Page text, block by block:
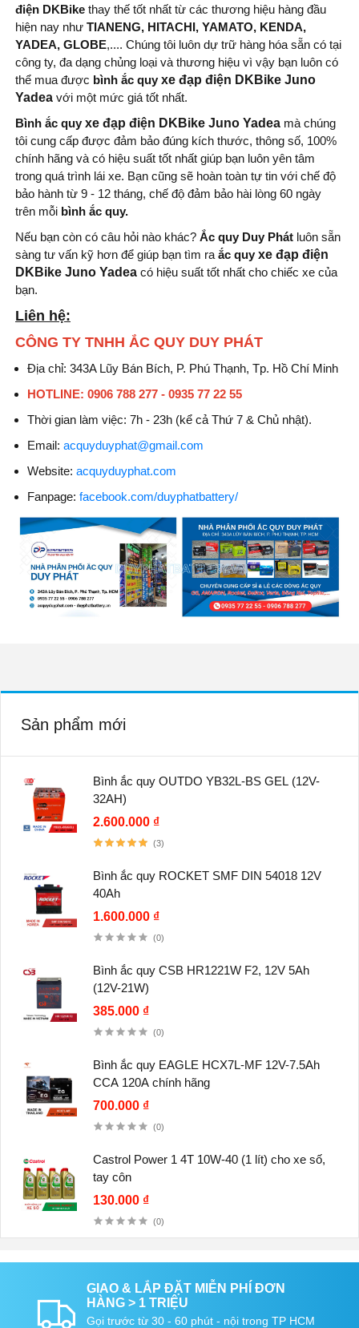
Sản phẩm mới
Bình ắc quy OUTDO YB32L-BS GEL (12V-
32AH)
2.600.000 ₫
(3)
Bình ắc quy ROCKET SMF DIN 54018 12V
40Ah
1.600.000 ₫
(0)
Bình ắc quy CSB HR1221W F2, 12V 5Ah
(12V-21W)
385.000 ₫
(0)
Bình ắc quy EAGLE HCX7L-MF 12V-7.5Ah
CCA 120A chính hãng
700.000 ₫
(0)
Castrol Power 1 4T 10W-40 (1 lít) cho xe số,
tay côn
130.000 ₫
(0)
điện DKBike thay thế tốt nhất từ ​​các thương hiệu hàng đầu
hiện nay như TIANENG, HITACHI, YAMATO, KENDA,
YADEA, GLOBE,.... Chúng tôi luôn dự trữ hàng hóa sẵn có tại
công ty, đa dạng chủng loại và thương hiệu vì vậy bạn luôn có
thể mua được bình ắc quy xe đạp điện DKBike Juno
Yadea với một mức giá tốt nhất.
Bình ắc quy xe đạp điện DKBike Juno Yadea mà chúng
tôi cung cấp được đảm bảo đúng kích thước, thông số, 100%
chính hãng và có hiệu suất tốt nhất giúp bạn luôn yên tâm
trong quá trình lái xe. Bạn cũng sẽ hoàn toàn tự tin với chế độ
bảo hành từ 9 - 12 tháng, chế độ đảm bảo hài lòng 60 ngày
trên mỗi bình ắc quy.
Nếu bạn còn có câu hỏi nào khác? Ắc quy Duy Phát luôn sẵn
sàng tư vấn kỹ hơn để giúp bạn tìm raắc quy xe đạp điện
DKBike Juno Yadea có hiệu suất tốt nhất cho chiếc xe của
bạn.
Liên hệ:
CÔNG TY TNHH ẮC QUY DUY PHÁT
Địa chỉ: 343A Lũy Bán Bích, P. Phú Thạnh, Tp. Hồ Chí Minh
HOTLINE: 0906 788 277 - 0935 77 22 55
Thời gian làm việc: 7h - 23h (kể cả Thứ 7 & Chủ nhật).
Email: acquyduyphat@gmail.com
Website: acquyduyphat.com
Fanpage: facebook.com/duyphatbattery/
GIAO & LẮP ĐẶT MIỄN PHÍ ĐƠN
HÀNG > 1 TRIỆU
Gọi trước từ 30 - 60 phút - nội trong TP HCM